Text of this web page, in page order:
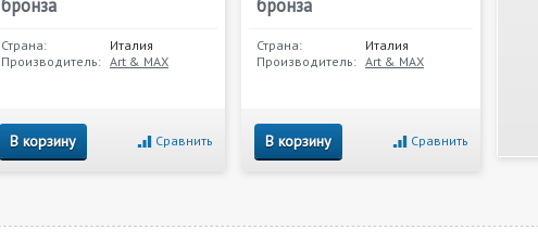
бронза
Страна:
Италия
Производитель: Art & MAX
В корзину Сравнить
бронза
Страна:
Италия
Производитель: Art & MAX
В корзину Сравнить